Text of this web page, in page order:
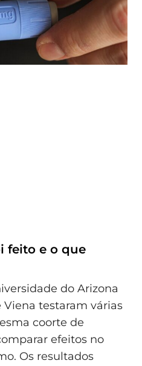
feito e o que
do Arizona
testaram várias
coorte de
efeitos no
Os resultados